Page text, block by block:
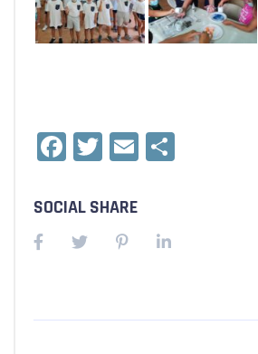
Facebook
Twitter
Email
SOCIAL SHARE